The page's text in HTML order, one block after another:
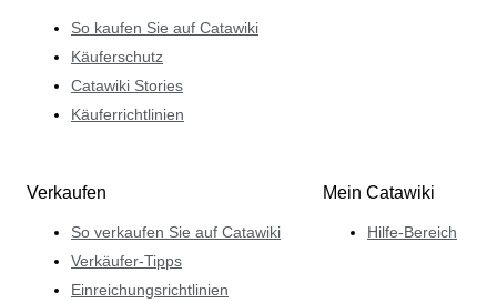
So kaufen Sie auf Catawiki
Käuferschutz
Catawiki Stories
Käuferrichtlinien
Verkaufen
So verkaufen Sie auf Catawiki
Verkäufer-Tipps
Einreichungsrichtlinien
Mein Catawiki
Hilfe-Bereich